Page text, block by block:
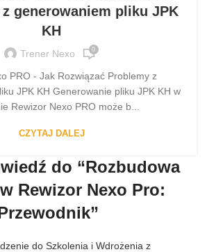
generowaniem pliku JPK
KH
Trener Nexo 0
PRO - Jak Rozwiązać Problemy z
JPK KH Generowanie pliku JPK KH w
Rewizor Nexo PRO może b...
CZYTAJ DALEJ
do “Rozbudowa
Rewizor Nexo Pro:
”
do Szkolenia i Wdrożenia z